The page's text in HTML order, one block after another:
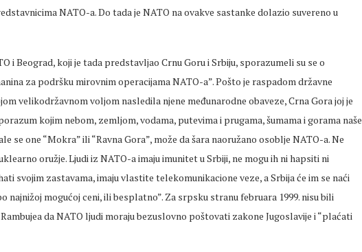
NATO-a. Do tada je NATO na ovakve sastanke dolazio suvereno u
i Beograd, koji je tada predstavljao Crnu Goru i Srbiju, sporazumeli su se o
za podršku mirovnim operacijama NATO-a”. Pošto je raspadom državne
velikodržavnom voljom nasledila njene međunarodne obaveze, Crna Gora joj je
kojim nebom, zemljom, vodama, putevima i prugama, šumama i gorama naše
se one “Mokra” ili “Ravna Gora”, može da šara naoružano osoblje NATO-a. Ne
oružje. Ljudi iz NATO-a imaju imunitet u Srbiji, ne mogu ih ni hapsiti ni
svojim zastavama, imaju vlastite telekomunikacione veze, a Srbija će im se naći
najnižoj mogućoj ceni, ili besplatno”. Za srpsku stranu februara 1999. nisu bili
da NATO ljudi moraju bezuslovno poštovati zakone Jugoslavije i “plaćati